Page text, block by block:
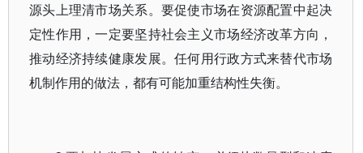
源头上理清市场关系。要促使市场在资源配置中起决
定性作用，一定要坚持社会主义市场经济改革方向，
推动经济持续健康发展。任何用行政方式来替代市场
机制作用的做法，都有可能加重结构性失衡。